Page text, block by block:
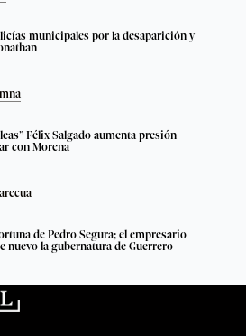
municipales por la desaparición y
Félix Salgado aumenta presión
con Morena
de Pedro Segura; el empresario
nuevo la gubernatura de Guerrero